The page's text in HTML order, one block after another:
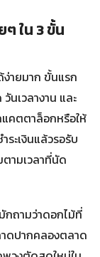
ใน 3 ขั้น
ายมาก ขั้นแรก
เวลางาน และ
คตตาล็อกหรือให้
ะเงินแล้วรอรับ
ามเวลาที่นัด
ถามว่าดอกไม้ที่
ดปากคลองตลาด